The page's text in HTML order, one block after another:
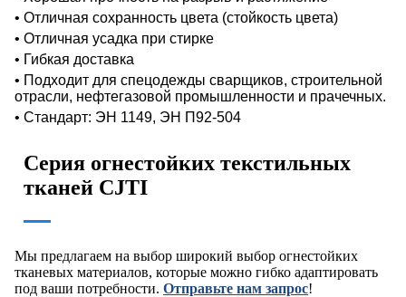
• Отличная сохранность цвета (стойкость цвета)
• Отличная усадка при стирке
• Гибкая доставка
• Подходит для спецодежды сварщиков, строительной
отрасли, нефтегазовой промышленности и прачечных.
• Стандарт: ЭН 1149, ЭН П92-504
Серия огнестойких текстильных
тканей CJTI
Мы предлагаем на выбор широкий выбор огнестойких
тканевых материалов, которые можно гибко адаптировать
под ваши потребности. Отправьте нам запрос!